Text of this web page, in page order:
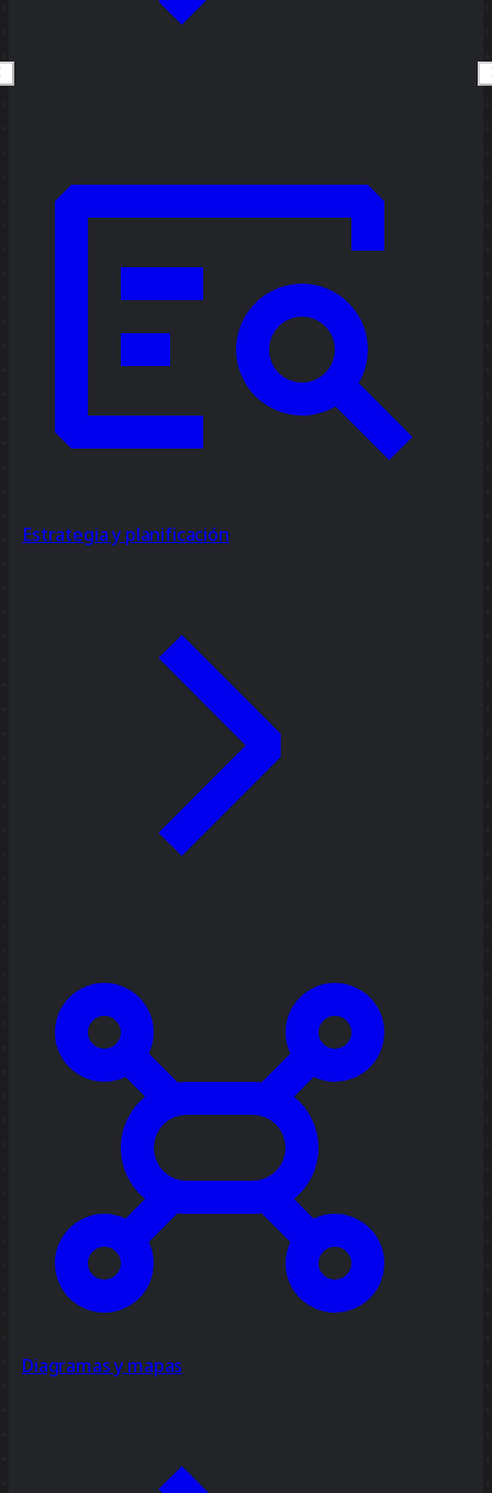
Estrategia y planificación
Diagramas y mapas